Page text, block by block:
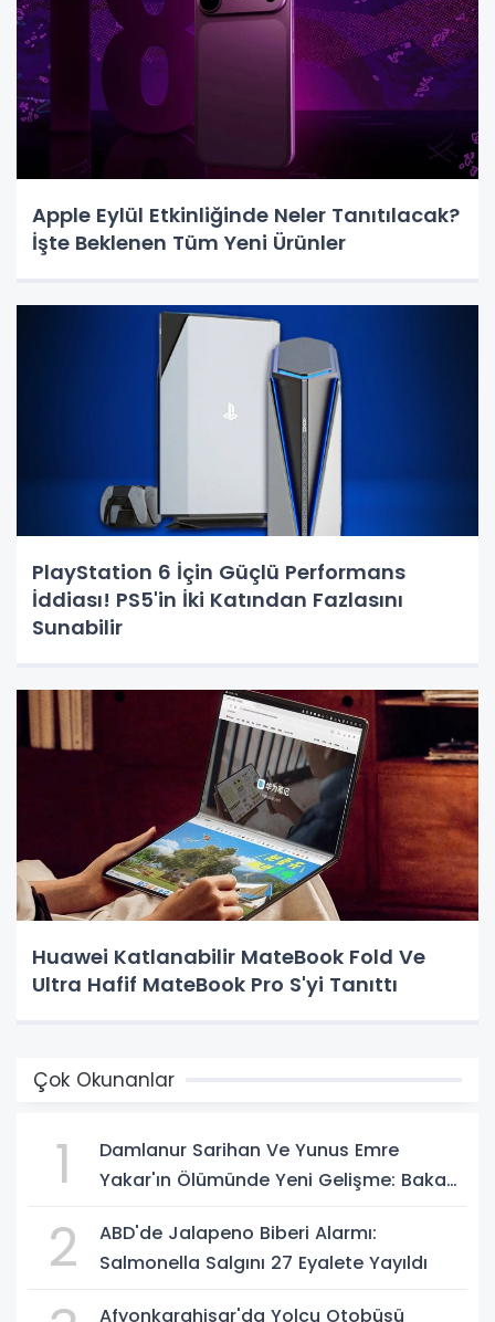
Apple Eylül Etkinliğinde Neler Tanıtılacak?
İşte Beklenen Tüm Yeni Ürünler
PlayStation 6 İçin Güçlü Performans
İddiası! PS5'in İki Katından Fazlasını
Sunabilir
Huawei Katlanabilir MateBook Fold Ve
Ultra Hafif MateBook Pro S'yi Tanıttı
Çok Okunanlar
1
Damlanur Sarihan Ve Yunus Emre
Yakar'ın Ölümünde Yeni Gelişme: Bakan
2
ABD'de Jalapeno Biberi Alarmı:
Salmonella Salgını 27 Eyalete Yayıldı
Afyonkarahisar'da Yolcu Otobüsü